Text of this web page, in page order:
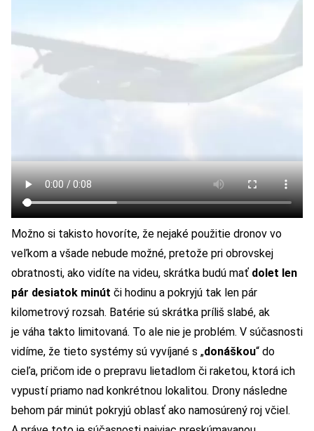
Možno si takisto hovoríte, že nejaké použitie dronov vo
veľkom a všade nebude možné, pretože pri obrovskej
obratnosti, ako vidíte na videu, skrátka budú mať dolet len
pár desiatok minút či hodinu a pokryjú tak len pár
kilometrový rozsah. Batérie sú skrátka príliš slabé, ak
je váha takto limitovaná. To ale nie je problém. V súčasnosti
vidíme, že tieto systémy sú vyvíjané s „donáškou“ do
cieľa, pričom ide o prepravu lietadlom či raketou, ktorá ich
vypustí priamo nad konkrétnou lokalitou. Drony následne
behom pár minút pokryjú oblasť ako namosúrený roj včiel.